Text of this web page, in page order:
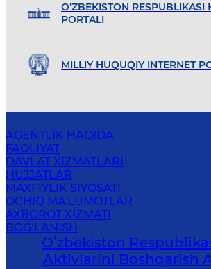
O’ZBEKISTON RESPUBLIKASI
PORTALI
MILLIY HUQUQIY INTERNET
AGENTLIK HAQIDA
FAOLIYAT
DAVLAT XIZMATLARI
HUJJATLAR
MAXFIYLIK SIYOSATI
OCHIQ MA'LUMOTLAR
AXBOROT XIZMATI
BOG‘LANISH
Oʻzbekiston
Aktivlarini Boshqarish